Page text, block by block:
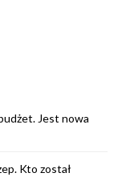
Jest nowa
Kto został